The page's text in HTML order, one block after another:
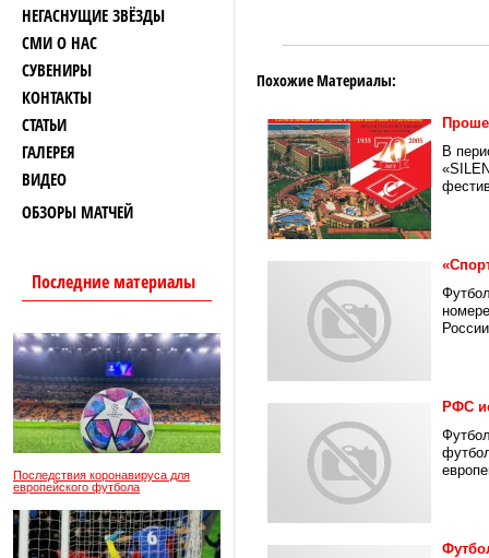
НЕГАСНУЩИЕ ЗВЁЗДЫ
СМИ О НАС
СУВЕНИРЫ
КОНТАКТЫ
СТАТЬИ
ГАЛЕРЕЯ
ВИДЕО
ОБЗОРЫ МАТЧЕЙ
Последние материалы
Последствия коронавируса для
европейского футбола
Похожие Материалы:
В
РФС